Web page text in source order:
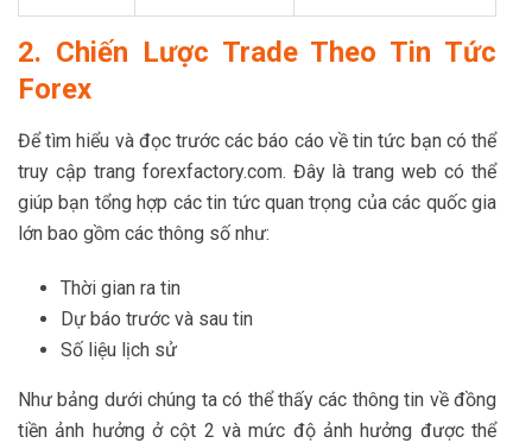
2. Chiến Lược Trade Theo Tin Tức
Forex
Để tìm hiểu và đọc trước các báo cáo về tin tức bạn có thể
truy cập trang forexfactory.com. Đây là trang web có thể
giúp bạn tổng hợp các tin tức quan trọng của các quốc gia
lớn bao gồm các thông số như:
Thời gian ra tin
Dự báo trước và sau tin
Số liệu lịch sử
Như bảng dưới chúng ta có thể thấy các thông tin về đồng
tiền ảnh hưởng ở cột 2 và mức độ ảnh hưởng được thể